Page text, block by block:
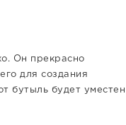
Он прекрасно
для создания
бутыль будет уместен